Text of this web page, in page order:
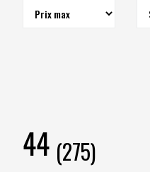
44 (275)